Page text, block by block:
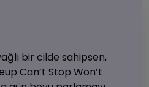
bir cilde sahipsen,
Can’t Stop Won’t